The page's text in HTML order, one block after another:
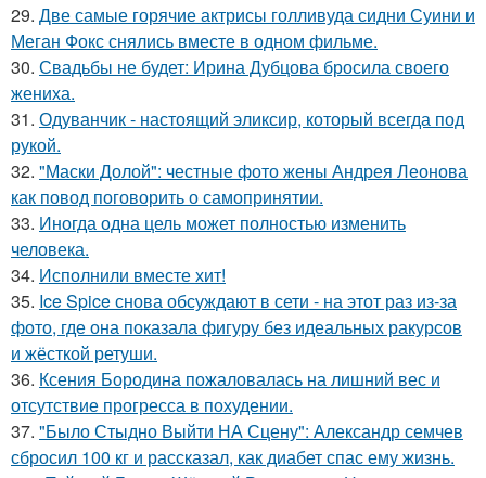
29. Две самые горячие актрисы голливуда сидни Суини и
Меган Фокс снялись вместе в одном фильме.
30. Свадьбы не будет: Ирина Дубцова бросила своего
жениха.
31. Одуванчик - настоящий эликсир, который всегда под
рукой.
32. "Маски Долой": честные фото жены Андрея Леонова
как повод поговорить о самопринятии.
33. Иногда одна цель может полностью изменить
человека.
34. Исполнили вместе хит!
35. Ice Spice снова обсуждают в сети - на этот раз из-за
фото, где она показала фигуру без идеальных ракурсов
и жёсткой ретуши.
36. Ксения Бородина пожаловалась на лишний вес и
отсутствие прогресса в похудении.
37. "Было Стыдно Выйти НА Сцену": Александр семчев
сбросил 100 кг и рассказал, как диабет спас ему жизнь.